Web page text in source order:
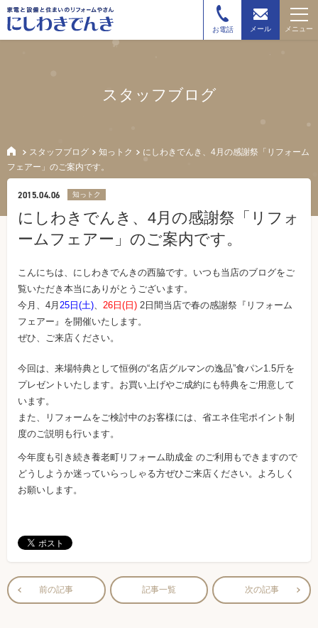
お電話 メール メニュー
スタッフブログ
スタッフブログ 知っトク
にしわきでんき、4月の感謝祭「リフォーム
フェアー」のご案内です。
2015.04.06 知っトク
にしわきでんき、4月の感謝祭「リフォ
ームフェアー」のご案内です。
こんにちは、にしわきでんきの西脇です。いつも当店のブログをご
覧いただき本当にありがとうございます。
今月、4月 25日(土)、 26日(日) 2日間当店で春の感謝祭『リフォーム
フェアー』を開催いたします。
ぜひ、ご来店ください。
今回は、来場特典として恒例の“名店グルマンの逸品”食パン1.5斤を
プレゼントいたします。お買い上げやご成約にも特典をご用意して
います。
また、リフォームをご検討中のお客様には、省エネ住宅ポイント制
度のご説明も行います。
今年度も引き続き養老町リフォーム助成金 のご利用もできますので
どうしようか迷っていらっしゃる方ぜひご来店ください。よろしく
お願いします。
前の記事 記事一覧 次の記事